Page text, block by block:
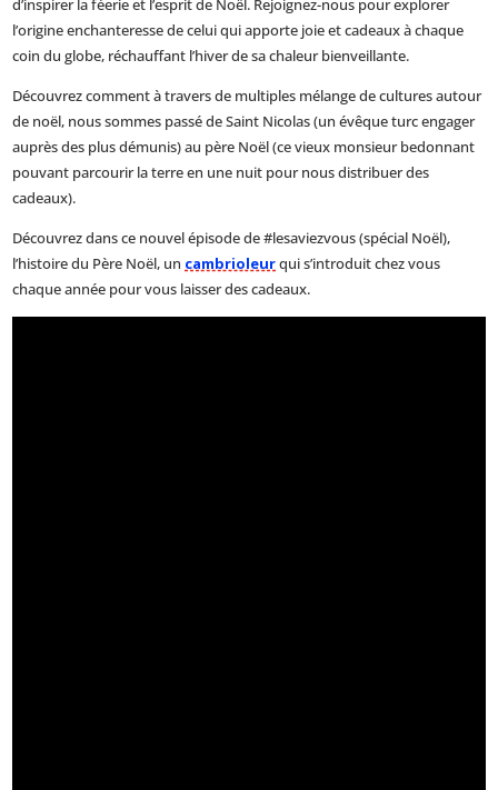
d’inspirer la féerie et l’esprit de Noël. Rejoignez-nous pour explorer
l’origine enchanteresse de celui qui apporte joie et cadeaux à chaque
coin du globe, réchauffant l’hiver de sa chaleur bienveillante.
Découvrez comment à travers de multiples mélange de cultures autour
de noël, nous sommes passé de Saint Nicolas (un évêque turc engager
auprès des plus démunis) au père Noël (ce vieux monsieur bedonnant
pouvant parcourir la terre en une nuit pour nous distribuer des
cadeaux).
Découvrez dans ce nouvel épisode de #lesaviezvous (spécial Noël),
l’histoire du Père Noël, un cambrioleurqui s’introduit chez vous
chaque année pour vous laisser des cadeaux.